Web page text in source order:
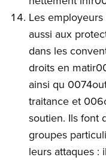
Les
aussi aux
dans les
droits en
ainsi qu
traitance et
soutien. Ils font
groupes
leurs attaques :